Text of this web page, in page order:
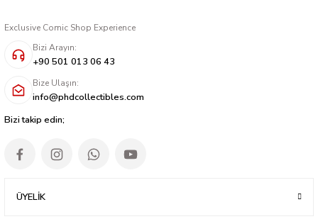
Exclusive Comic Shop Experience
Bizi Arayın:
+90 501 013 06 43
Bize Ulaşın:
info@phdcollectibles.com
Bizi takip edin;
ÜYELİK